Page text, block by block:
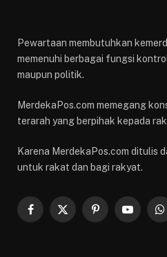
Pewartaan membutuhkan
memenuhi berbagai fungsi
maupun politik.
MerdekaPos.com memegang
terarah yang berpihak kepada
Karena MerdekaPos.com ditulis
untuk rakat dan bagi rakyat.
Facebook
X
PinterestYouTube